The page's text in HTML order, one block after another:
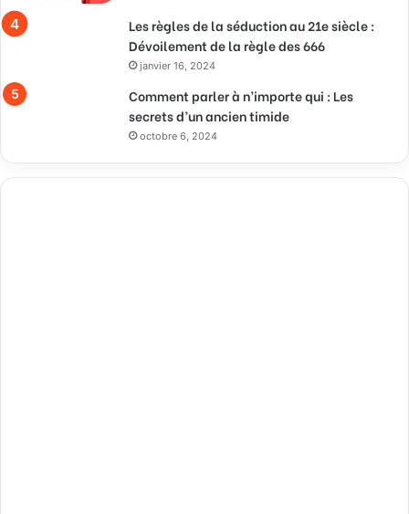
Les règles de la séduction au 21e siècle :
Dévoilement de la règle des 666
janvier 16, 2024
Comment parler à n’importe qui : Les
secrets d’un ancien timide
octobre 6, 2024